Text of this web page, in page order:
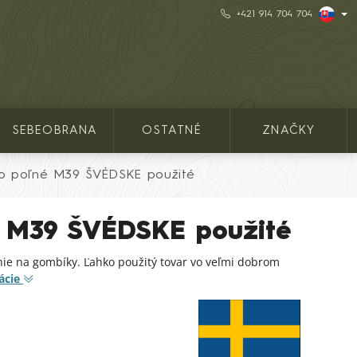
+421 914 704 704
SEBEOBRANA OSTATNÉ ZNAČKY
poľné M39 ŠVÉDSKE použité
ŠVÉDSKE použité
na gombíky. Ľahko použitý tovar vo veľmi dobrom